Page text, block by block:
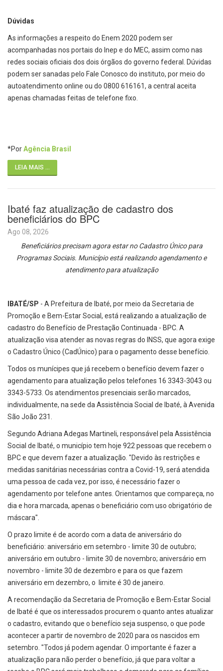
Dúvidas
As informações a respeito do Enem 2020 podem ser
acompanhadas nos portais do Inep e do MEC, assim como nas
redes sociais oficiais dos dois órgãos do governo federal. Dúvidas
podem ser sanadas pelo Fale Conosco do instituto, por meio do
autoatendimento online ou do 0800 616161, a central aceita
apenas chamadas feitas de telefone fixo.
*PorAgência Brasil
LEIA MAIS ...
Ibaté faz atualização de cadastro dos
beneficiários do BPC
Ago 08, 2026
Beneficiários precisam agora estar no Cadastro Único para
Programas Sociais. Município está realizando agendamento e
atendimento para atualização
IBATÉ/SP - A Prefeitura de Ibaté, por meio da Secretaria de
Promoção e Bem-Estar Social, está realizando a atualização de
cadastro do Benefício de Prestação Continuada - BPC. A
atualização visa atender as novas regras do INSS, que agora exige
o Cadastro Único (CadÚnico) para o pagamento desse benefício.
Todos os munícipes que já recebem o benefício devem fazer o
agendamento para atualização pelos telefones 16 3343-3043 ou
3343-5733. Os atendimentos presenciais serão marcados,
individualmente, na sede da Assistência Social de Ibaté, à Avenida
São João 231.
Segundo Adriana Adegas Martineli, responsável pela Assistência
Social de Ibaté, o município tem hoje 922 pessoas que recebem o
BPC e que devem fazer a atualização. "Devido às restrições e
medidas sanitárias necessárias contra a Covid-19, será atendida
uma pessoa de cada vez, por isso, é necessário fazer o
agendamento por telefone antes. Orientamos que compareça, no
dia e hora marcada, apenas o beneficiário com uso obrigatório de
máscara".
O prazo limite é de acordo com a data de aniversário do
beneficiário: aniversário em setembro - limite 30 de outubro;
aniversário em outubro - limite 30 de novembro; aniversário em
novembro - limite 30 de dezembro e para os que fazem
aniversário em dezembro, o limite é 30 de janeiro.
A recomendação da Secretaria de Promoção e Bem-Estar Social
de Ibaté é que os interessados procurem o quanto antes atualizar
o cadastro, evitando que o benefício seja suspenso, o que pode
acontecer a partir de novembro de 2020 para os nascidos em
setembro. "Todos já podem agendar. O importante é fazer a
atualização para não perder o benefício, já que para voltar a